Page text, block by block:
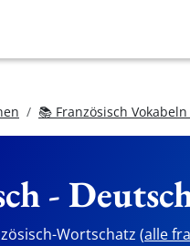
📚 Französisch
-
Wortschatz (alle